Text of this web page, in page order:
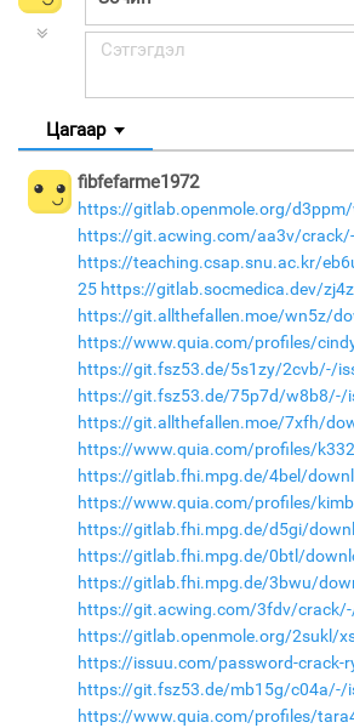
Цагаар
fibfefarme1972
https://gitlab.openmole.org/
https://git.acwing.com/aa3v/
https://teaching.csap.snu.ac.kr/
25 https://gitlab.socmedica.dev/
https://git.allthefallen.moe/wn5z/
https://www.quia.com/profiles/
https://git.fsz53.de/5s1zy/2cvb/-/
https://git.fsz53.de/75p7d/w8b8/-/
https://git.allthefallen.moe/7xfh/
https://www.quia.com/profiles/
https://gitlab.fhi.mpg.de/4bel/
https://www.quia.com/profiles/
https://gitlab.fhi.mpg.de/d5gi/
https://gitlab.fhi.mpg.de/0btl/
https://gitlab.fhi.mpg.de/3bwu/
https://git.acwing.com/3fdv/
https://gitlab.openmole.org/2sukl/
https://issuu.com/password-crack-
https://git.fsz53.de/mb15g/c04a/-/
https://www.quia.com/profiles/